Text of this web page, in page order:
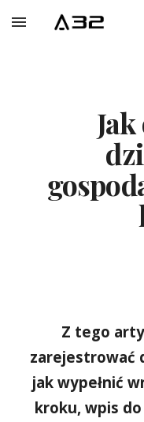
Skip to main content
Z tego
zarejestrować
jak wypełnić
kroku, wpis